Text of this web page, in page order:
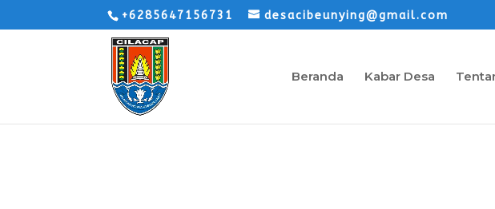
+6285647156731 desacibeunying@gmail.com
Beranda Kabar Desa